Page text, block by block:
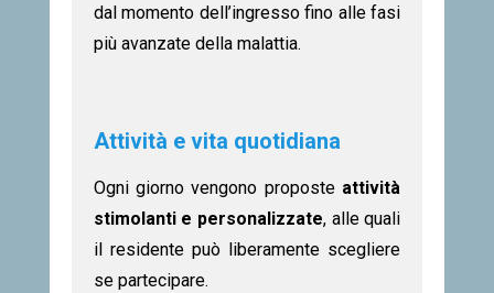
dal momento dell’ingresso fino alle fasi
più avanzate della malattia.
Attività e vita quotidiana
Ogni giorno vengono proposte attività
stimolanti e personalizzate, alle quali
il residente può liberamente scegliere
se partecipare.